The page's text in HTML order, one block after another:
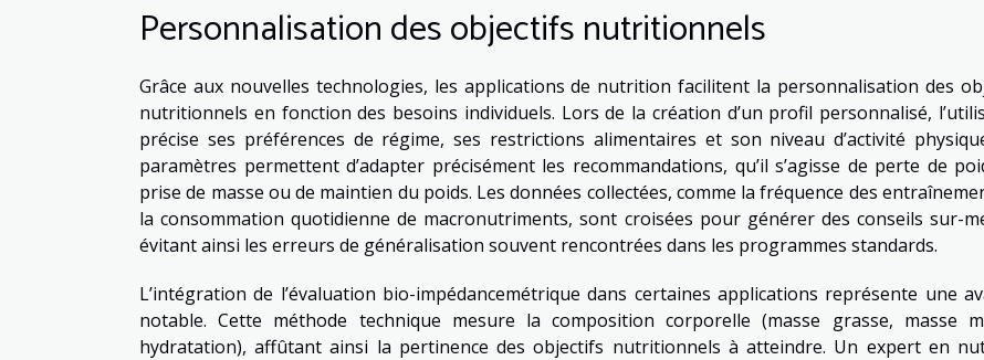
Personnalisation des objectifs nutritionnels
Grâce aux nouvelles technologies, les applications de nutrition facilitent la personnalisation des
nutritionnels en fonction des besoins individuels. Lors de la création d’un profil personnalisé,
précise ses préférences de régime, ses restrictions alimentaires et son niveau d’activité
paramètres permettent d’adapter précisément les recommandations, qu’il s’agisse de perte de
prise de masse ou de maintien du poids. Les données collectées, comme la fréquence des
la consommation quotidienne de macronutriments, sont croisées pour générer des conseils sur-
évitant ainsi les erreurs de généralisation souvent rencontrées dans les programmes standards.
L’intégration de l’évaluation bio-impédancemétrique dans certaines applications représente une
notable. Cette méthode technique mesure la composition corporelle (masse grasse, masse
hydratation), affûtant ainsi la pertinence des objectifs nutritionnels à atteindre. Un expert en